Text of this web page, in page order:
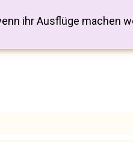
ihr Ausflüge machen